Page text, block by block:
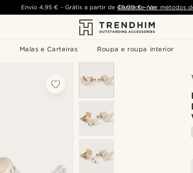
Malas e Carteiras Roupa e roupa interior
Envio 4,95 € - Grátis a partir de 49,00 € - Ver métodos
Contacte-nos